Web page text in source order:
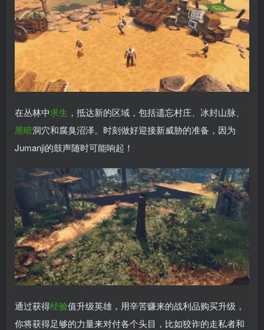
在丛林中求生 ，抵达新的区域，包括遗忘村庄、冰封山脉、
黑暗洞穴和腐臭沼泽。时刻做好迎接新威胁的准备，因为
Jumanji的鼓声随时可能响起！
通过获得经验值升级英雄，用辛苦赚来的战利品购买升级，
你将获得足够的力量来对付各个头目，比如狡诈的走私者和